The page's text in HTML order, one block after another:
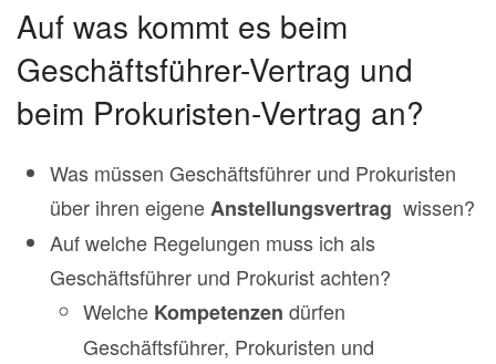
Auf was kommt es beim
Geschäftsführer-Vertrag und
beim Prokuristen-Vertrag an?
Was müssen Geschäftsführer und Prokuristen
über ihren eigeneAnstellungsvertrag wissen?
Auf welche Regelungen muss ich als
Geschäftsführer und Prokurist achten?
Welche Kompetenzen dürfen
Geschäftsführer, Prokuristen und